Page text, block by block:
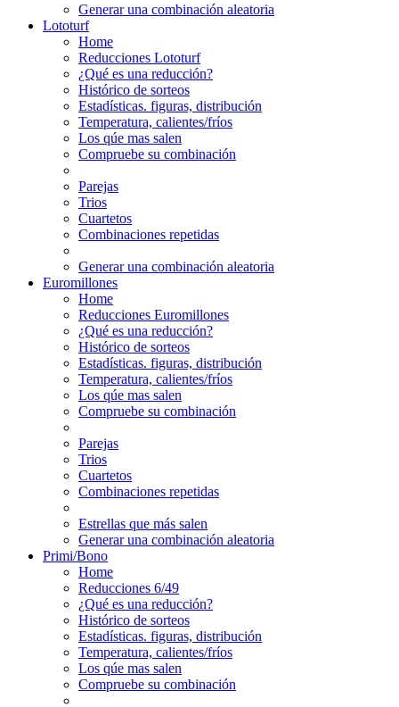
Generar una combinación aleatoria
Lototurf
Home
Reducciones Lototurf
¿Qué es una reducción?
Histórico de sorteos
Estadísticas. figuras, distribución
Temperatura, calientes/fríos
Los qúe mas salen
Compruebe su combinación
Parejas
Trios
Cuartetos
Combinaciones repetidas
Generar una combinación aleatoria
Euromillones
Home
Reducciones Euromillones
¿Qué es una reducción?
Histórico de sorteos
Estadísticas. figuras, distribución
Temperatura, calientes/fríos
Los qúe mas salen
Compruebe su combinación
Parejas
Trios
Cuartetos
Combinaciones repetidas
Estrellas que más salen
Generar una combinación aleatoria
Primi/Bono
Home
Reducciones 6/49
¿Qué es una reducción?
Histórico de sorteos
Estadísticas. figuras, distribución
Temperatura, calientes/fríos
Los qúe mas salen
Compruebe su combinación